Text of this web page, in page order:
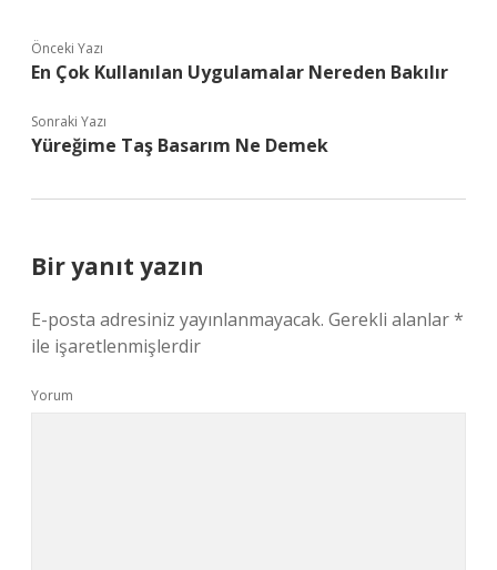
Önceki Yazı
En Çok Kullanılan Uygulamalar Nereden Bakılır
Sonraki Yazı
Yüreğime Taş Basarım Ne Demek
Bir yanıt yazın
E-posta adresiniz yayınlanmayacak. Gerekli alanlar*
ile işaretlenmişlerdir
Yorum